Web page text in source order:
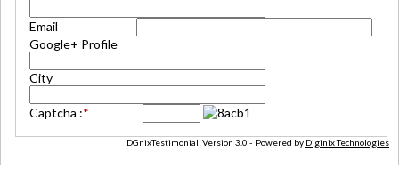
Email
Google+ Profile
City
Captcha :*
DGnixTestimonial Version 3.0 - Powered by Diginix Technologies